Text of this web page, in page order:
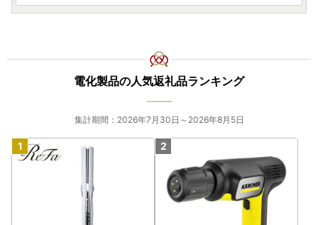
電化製品の人気返礼品ランキング
集計期間：2026年7月30日～2026年8月5日